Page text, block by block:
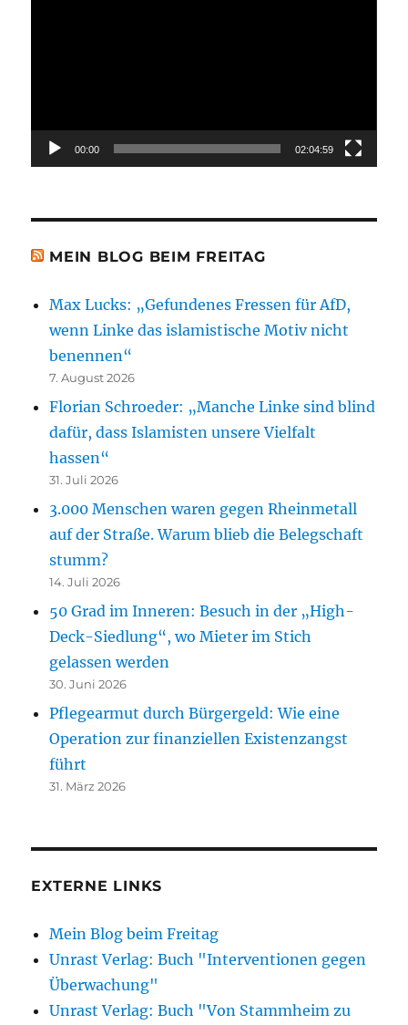
00:00 02:04:59
MEIN BLOG BEIM FREITAG
Max Lucks: „Gefundenes Fressen für AfD,
wenn Linke das islamistische Motiv nicht
benennen“
7. August 2026
Florian Schroeder: „Manche Linke sind blind
dafür, dass Islamisten unsere Vielfalt
hassen“
31. Juli 2026
3.000 Menschen waren gegen Rheinmetall
auf der Straße. Warum blieb die Belegschaft
stumm?
14. Juli 2026
50 Grad im Inneren: Besuch in der „High-
Deck-Siedlung“, wo Mieter im Stich
gelassen werden
30. Juni 2026
Pflegearmut durch Bürgergeld: Wie eine
Operation zur finanziellen Existenzangst
führt
31. März 2026
EXTERNE LINKS
Mein Blog beim Freitag
Unrast Verlag: Buch "Interventionen gegen
Überwachung"
Unrast Verlag: Buch "Von Stammheim zu